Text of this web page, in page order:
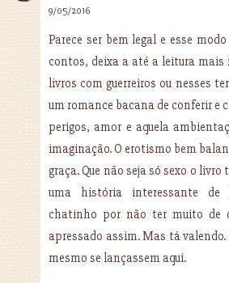
9/05/2016
Parece ser bem legal e esse
contos, deixa a até a leitura mais
livros com guerreiros ou nesses
um romance bacana de conferir e
perigos, amor e aquela
imaginação. O erotismo bem
graça. Que não seja só sexo o
uma história interessante
chatinho por não ter muito de
apressado assim. Mas tá valendo.
mesmo se lançassem aqui.